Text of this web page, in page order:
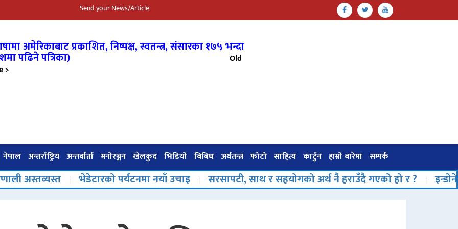
Send your News/Article
अमेरिकाबाट प्रकाशित, निष्पक्ष, स्वतन्त्र,संसारका १७५ भन्दा
पढिने पत्रिका)
Old
>
नेपाल अन्तर्राष्ट्रिय अन्तर्वार्ता मनोरञ्जन खेलकुद भिडियो बिबिध अर्थतन्त्र फोटो साहित्य कार्टुन हाम्रो बारेमा सम्पर्क
| भेडेटारको पर्यटनमा नयाँ उचाइ सरसापटी, साथ र सहयोगको अर्थ नै हराउँदै गएको हो र ? | इन्डोनेसियामा